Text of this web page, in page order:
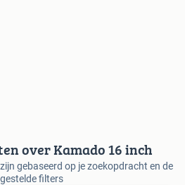
over Kamado 16 inch
gebaseerd op je zoekopdracht en de
filters